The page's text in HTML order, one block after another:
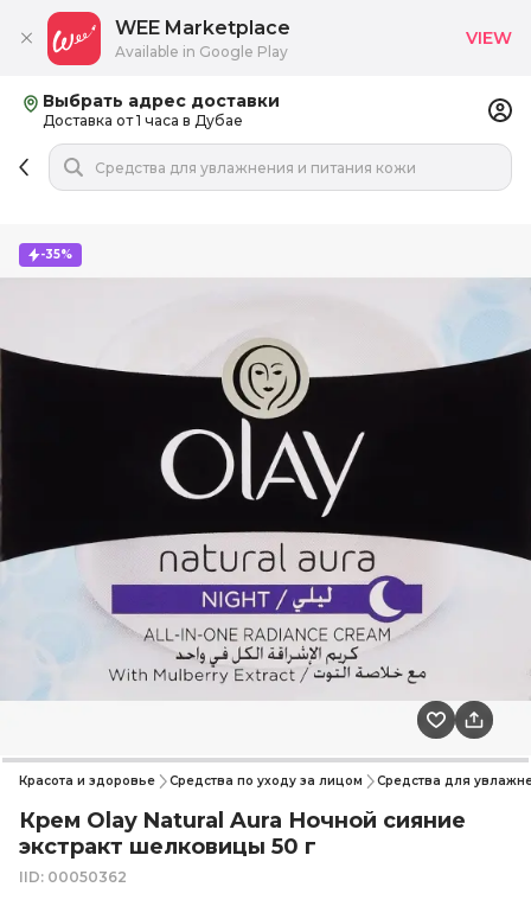
Выбрать адрес доставки
Доставка от 1 часа в Дубае
-35%
Красота и здоровье Средства по уходу за лицом Средства для
Крем Olay Natural Aura Ночной сияние
экстракт шелковицы 50 г
IID: 00050362
WEE Marketplace
Available in Google Play
VIEW